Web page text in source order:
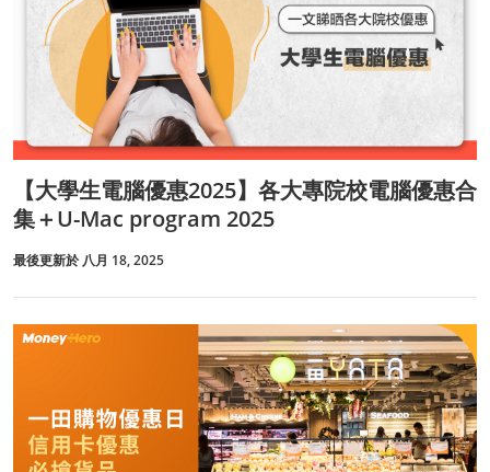
【大學生電腦優惠2025】各大專院校電腦優惠合
集＋U-Mac program 2025
最後更新於 八月 18, 2025